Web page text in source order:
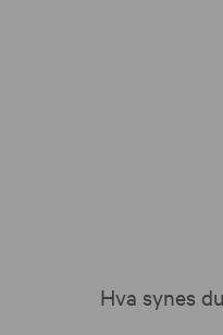
Hva synes